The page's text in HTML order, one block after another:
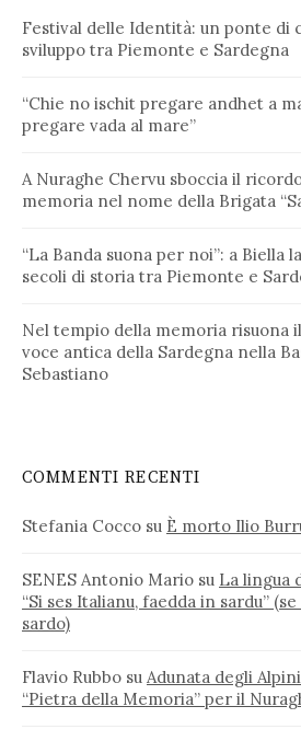
Festival delle Identità: un ponte di
sviluppo tra Piemonte e Sardegna
“Chie no ischit pregare andhet a
pregare vada al mare”
A Nuraghe Chervu sboccia il
memoria nel nome della Brigata
“La Banda suona per noi”: a Biella
secoli di storia tra Piemonte e
Nel tempio della memoria risuona
voce antica della Sardegna nella
Sebastiano
COMMENTI RECENTI
Stefania Cocco su È morto Ilio
SENES Antonio Mario su La lingua
“Si ses Italianu, faedda in sardu”
sardo)
Flavio Rubbo su Adunata degli
“Pietra della Memoria” per il